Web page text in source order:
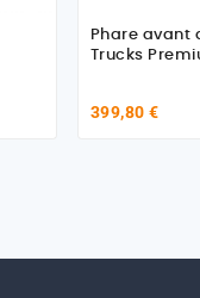
Phare avant
Trucks
399,80 €